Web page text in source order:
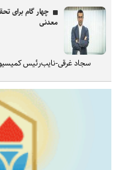
چهار گام برای
معدنی
سجاد غرقی-نایب‌رئیس